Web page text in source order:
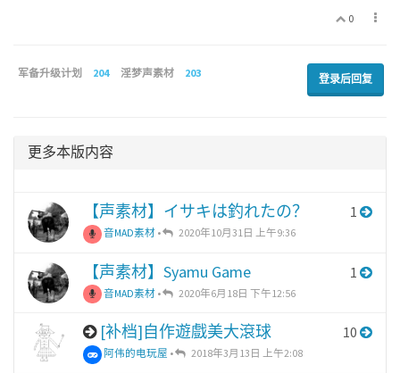
0
军备升级计划 204 淫梦声素材 203 登录后回复
更多本版内容
【声素材】イサキは釣れたの？
音MAD素材 • 2020年10月31日 上午9:36
1
【声素材】Syamu Game
音MAD素材 • 2020年6月18日 下午12:56
1
[补档]自作遊戲美大滾球
阿伟的电玩屋 • 2018年3月13日 上午2:08
10